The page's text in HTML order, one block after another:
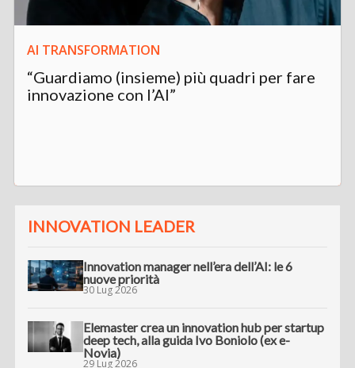
AI TRANSFORMATION
“Guardiamo (insieme) più quadri per fare
innovazione con l’AI”
INNOVATION LEADER
Innovation manager nell’era dell’AI: le 6
nuove priorità
30 Lug 2026
Elemaster crea un innovation hub per startup
deep tech, alla guida Ivo Boniolo (ex e-
Novia)
29 Lug 2026